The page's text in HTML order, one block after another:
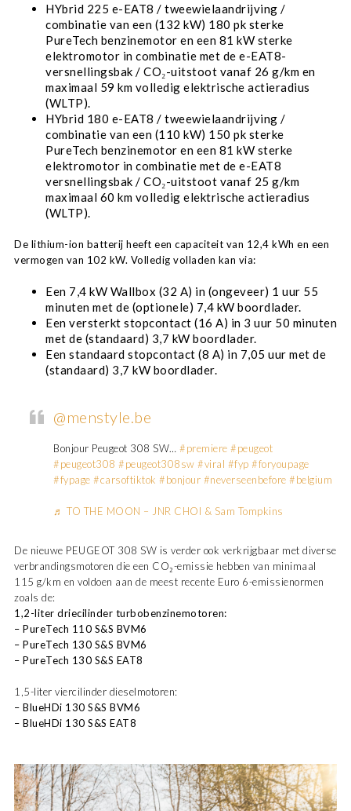
HYbrid 225 e-EAT8 / tweewielaandrijving /
combinatie van een (132 kW) 180 pk sterke
PureTech benzinemotor en een 81 kW sterke
elektromotor in combinatie met de e-EAT8-
versnellingsbak / CO₂-uitstoot vanaf 26 g/km en
maximaal 59 km volledig elektrische actieradius
(WLTP).
HYbrid 180 e-EAT8 / tweewielaandrijving /
combinatie van een (110 kW) 150 pk sterke
PureTech benzinemotor en een 81 kW sterke
elektromotor in combinatie met de e-EAT8
versnellingsbak / CO₂-uitstoot vanaf 25 g/km
maximaal 60 km volledig elektrische actieradius
(WLTP).
De lithium-ion batterij heeft een capaciteit van 12,4 kWh en een
vermogen van 102 kW. Volledig volladen kan via:
Een 7,4 kW Wallbox (32 A) in (ongeveer) 1 uur 55
minuten met de (optionele) 7,4 kW boordlader.
Een versterkt stopcontact (16 A) in 3 uur 50 minuten
met de (standaard) 3,7 kW boordlader.
Een standaard stopcontact (8 A) in 7,05 uur met de
(standaard) 3,7 kW boordlader.
@menstyle.be
Bonjour Peugeot 308 SW… #premiere #peugeot
#peugeot308 #peugeot308sw #viral #fyp #foryoupage
#fypage #carsoftiktok #bonjour #neverseenbefore #belgium
♬ TO THE MOON – JNR CHOI & Sam Tompkins
De nieuwe PEUGEOT 308 SW is verder ook verkrijgbaar met diverse
verbrandingsmotoren die een CO₂-emissie hebben van minimaal
115 g/km en voldoen aan de meest recente Euro 6-emissienormen
zoals de:
1,2-liter driecilinder turbobenzinemotoren:
– PureTech 110 S&S BVM6
– PureTech 130 S&S BVM6
– PureTech 130 S&S EAT8
1,5-liter viercilinder dieselmotoren:
– BlueHDi 130 S&S BVM6
– BlueHDi 130 S&S EAT8